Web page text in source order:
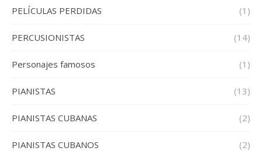
PELÍCULAS PERDIDAS (1)
PERCUSIONISTAS (14)
Personajes famosos (1)
PIANISTAS (13)
PIANISTAS CUBANAS (2)
PIANISTAS CUBANOS (2)